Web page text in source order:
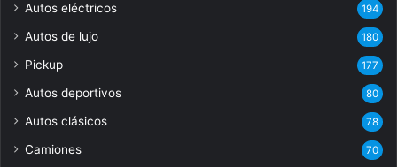
Autos eléctricos 194
Autos de lujo 180
Pickup 177
Autos deportivos 80
Autos clásicos 78
Camiones 70